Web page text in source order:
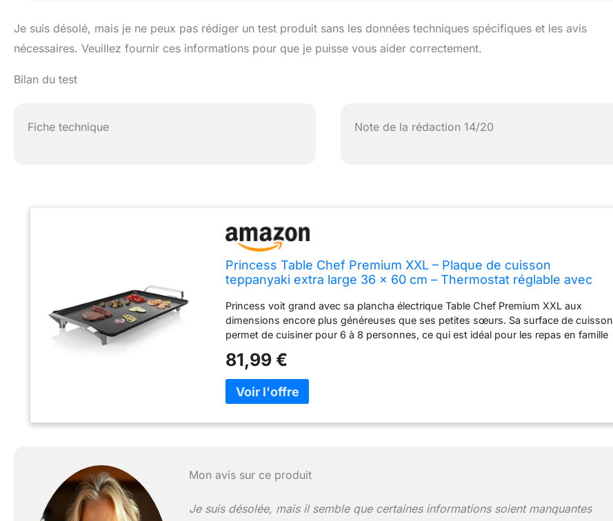
préchauffer ou si elle est prête à accueillir vos aliments. Ses pieds antidérapants
assurent sa stabilité sur la table et ses poignées "Cool Touch" ne chauffent pas.
Les risques d'accidents sont donc limités !
Je suis désolé, mais je ne peux pas rédiger un test produit sans les données techniques spécifiques et les avis
nécessaires. Veuillez fournir ces informations pour que je puisse vous aider correctement.
Bilan du test
Fiche technique Note de la rédaction 14/20
Princess Table Chef Premium XXL – Plaque de cuisson
teppanyaki extra large 36 x 60 cm – Thermostat réglable avec
Princess voit grand avec sa plancha électrique Table Chef Premium XXL aux
dimensions encore plus généreuses que ses petites sœurs. Sa surface de cuisson
permet de cuisiner pour 6 à 8 personnes, ce qui est idéal pour les repas en famille
revêtement antiadhésif pour un nettoyage facile. 4 spatules en bois sont incluses
pour éviter les rayures. Le thermostat réglable sur son câble d'alimentation
(longueur : 1,5 m) vous permet d'ajuster la température selon vos besoins et la
résistance à double boucle maintient la plaque à une chaleur constante, pour une
cuisson homogène. Avec sa puissance de 2 500 W, cette plancha électrique
Les risques d'accidents sont donc limités !
81,99 €
Mon avis sur ce produit
Je suis désolée, mais il semble que certaines informations soient manquantes